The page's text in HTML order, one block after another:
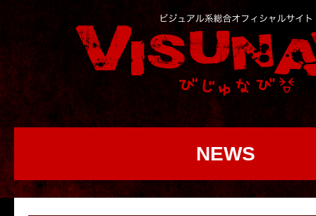
NEWS